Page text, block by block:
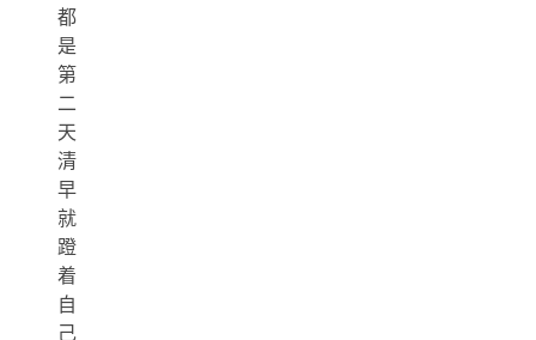
都
是
第
二
天
清
早
就
蹬
着
自
己